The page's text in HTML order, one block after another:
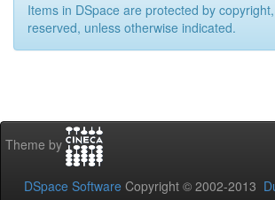
Items in DSpace are protected by
reserved, unless otherwise indicated.
Theme by
DSpace Software Copyright © 2002-2013